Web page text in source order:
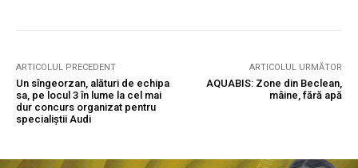
ARTICOLUL PRECEDENT
Un sîngeorzan, alături de echipa
sa, pe locul 3 în lume la cel mai
dur concurs organizat pentru
specialiștii Audi
ARTICOLUL URMĂTOR
AQUABIS: Zone din Beclean,
mâine, fără apă